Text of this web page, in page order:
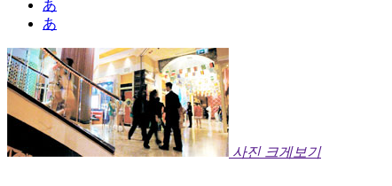
あ
あ
사진 크게보기